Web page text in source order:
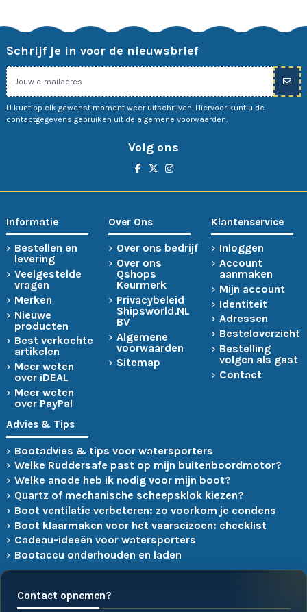
Schrijf je in voor de nieuwsbrief
U kunt op elk gewenst moment weer uitschrijven. Hiervoor kunt u de
contactgegevens gebruiken uit de algemene voorwaarden.
Volg ons
Informatie
Bestellen en
levering
Veelgestelde
vragen
Merken
Nieuwe
producten
Best verkochte
artikelen
Meer weten
over iDEAL
Meer weten
over PayPal
Over Ons
Over ons bedrijf
Over ons
Qshops
Keurmerk
Privacybeleid
Shipsworld.NL
BV
Algemene
voorwaarden
Sitemap
Klantenservice
Inloggen
Account
aanmaken
Mijn account
Identiteit
Adressen
Besteloverzicht
Bestelling
volgen als gast
Contact
Advies & Tips
Bootadvies & tips voor watersporters
Welke Ruddersafe past op mijn buitenboordmotor?
Welke anode heb ik nodig voor mijn boot?
Quartz of mechanische scheepsklok kiezen?
Boot ventilatie verbeteren: zo voorkom je condens
Boot klaarmaken voor het vaarseizoen: checklist
Cadeau-ideeën voor watersporters
Bootaccu onderhouden en laden
Contact opnemen?